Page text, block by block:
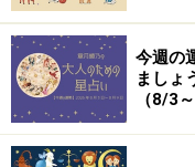
8位：いて座／
日生まれ）
今週の
ましょ
（8/3